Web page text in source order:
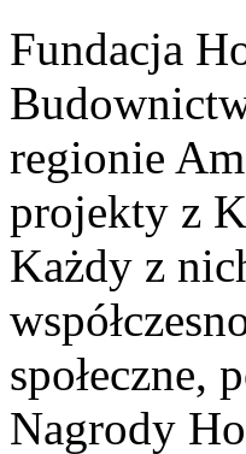
Fundacja
regionie
projekty z
Każdy z
społeczne,
Nagrody